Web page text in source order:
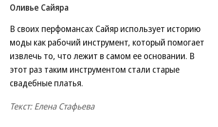
Оливье Сайяра
В своих перфомансах Сайяр использует историю
моды как рабочий инструмент, который помогает
извлечь то, что лежит в самом ее основании. В
этот раз таким инструментом стали старые
свадебные платья.
Текст: Елена Стафьева